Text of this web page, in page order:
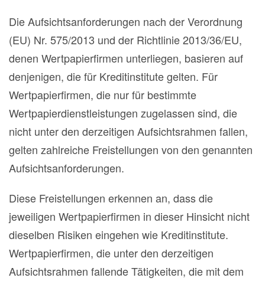
Die Aufsichtsanforderungen nach der Verordnung
(EU) Nr. 575/2013 und der Richtlinie 2013/36/EU,
denen Wertpapierfirmen unterliegen, basieren auf
denjenigen, die für Kreditinstitute gelten. Für
Wertpapierfirmen, die nur für bestimmte
Wertpapierdienstleistungen zugelassen sind, die
nicht unter den derzeitigen Aufsichtsrahmen fallen,
gelten zahlreiche Freistellungen von den genannten
Aufsichtsanforderungen.
Diese Freistellungen erkennen an, dass die
jeweiligen Wertpapierfirmen in dieser Hinsicht nicht
dieselben Risiken eingehen wie Kreditinstitute.
Wertpapierfirmen, die unter den derzeitigen
Aufsichtsrahmen fallende Tätigkeiten, die mit dem